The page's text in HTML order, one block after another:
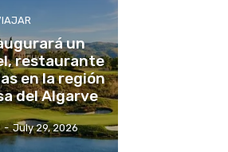
un
restaurante
en la región
del Algarve
- July 29, 2026